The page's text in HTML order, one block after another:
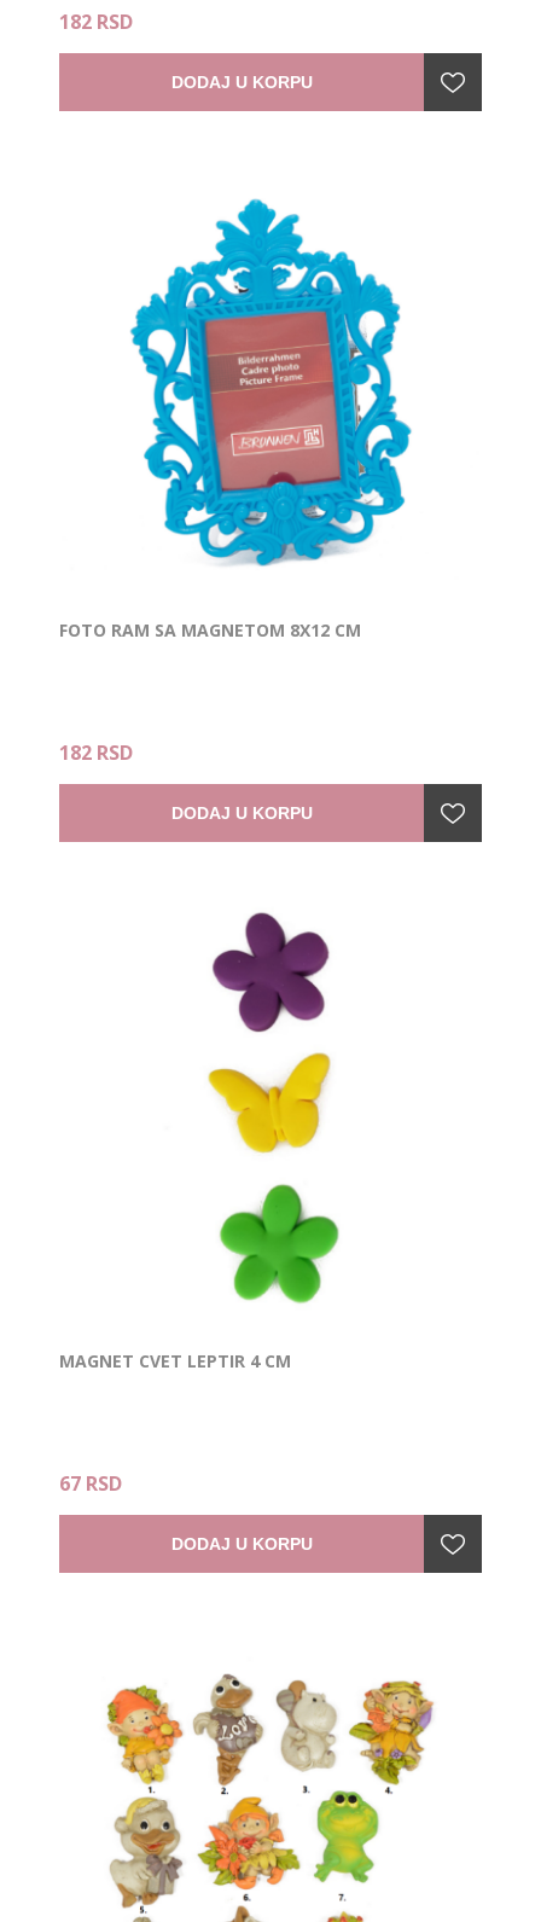
182 RSD
DODAJ U KORPU
FOTO RAM SA MAGNETOM 8X12 CM
182 RSD
DODAJ U KORPU
MAGNET CVET LEPTIR 4 CM
67 RSD
DODAJ U KORPU